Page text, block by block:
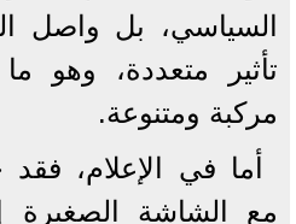
السياسي، بل واصل
تأثير متعددة، وهو
مركبة ومتنوعة.
أما في الإعلام،
مع الشاشة